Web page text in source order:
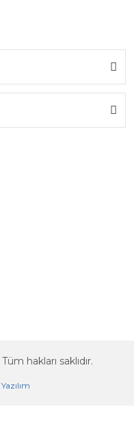
Tüm hakları saklıdır.